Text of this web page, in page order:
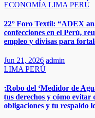
ECONOMÍA LIMA PERÚ
22° Foro Textil: “ADEX
confecciones en el Perú,
empleo y divisas para
Jun 21, 2026 admin
LIMA PERÚ
¡Robo del ‘Medidor de
tus derechos y cómo evitar
obligaciones y tu respaldo